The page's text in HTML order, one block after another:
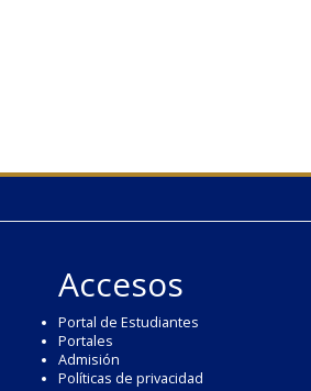
Accesos
Portal de Estudiantes
Portales
Admisión
Políticas de privacidad